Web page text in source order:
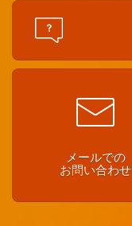
メールでの
お問い合わせ